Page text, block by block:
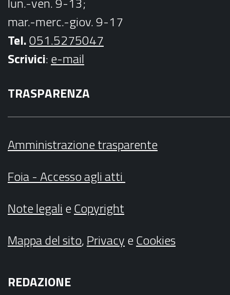
mar.-merc.-giov. 9-17
Tel.051.5275047
Scrivici:e-mail
TRASPARENZA
Amministrazione trasparente
Foia - Accesso agli atti
Note legalieCopyright
Mappa del sito,PrivacyeCookies
REDAZIONE